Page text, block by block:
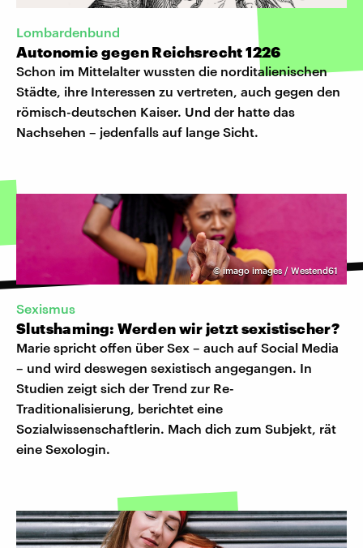
Lombardenbund
Autonomie gegen Reichsrecht 1226
Schon im Mittelalter wussten die norditalienischen
Städte, ihre Interessen zu vertreten, auch gegen den
römisch-deutschen Kaiser. Und der hatte das
Nachsehen – jedenfalls auf lange Sicht.
©imago images / Westend61
Sexismus
Slutshaming: Werden wir jetzt sexistischer?
Marie spricht offen über Sex – auch auf Social Media
– und wird deswegen sexistisch angegangen. In
Studien zeigt sich der Trend zur Re-
Traditionalisierung, berichtet eine
Sozialwissenschaftlerin. Mach dich zum Subjekt, rät
eine Sexologin.